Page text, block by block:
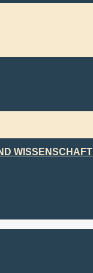
WISSENSCHAFT